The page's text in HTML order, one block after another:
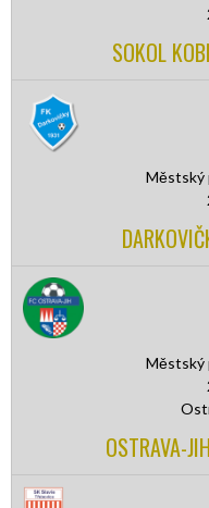
SOKOL
Městský
Městský
OSTRAVA-